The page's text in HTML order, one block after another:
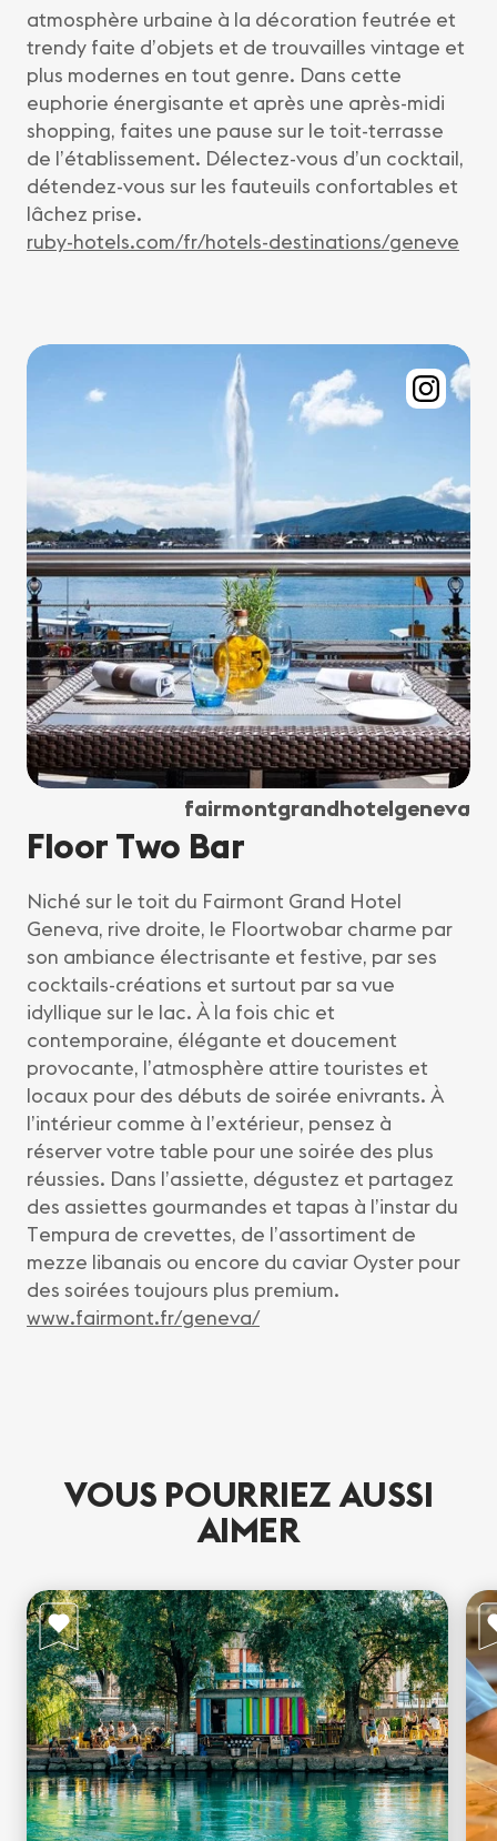
atmosphère urbaine à la décoration feutrée et
trendy faite d’objets et de trouvailles vintage et
plus modernes en tout genre. Dans cette
euphorie énergisante et après une après-midi
shopping, faites une pause sur le toit-terrasse
de l’établissement. Délectez-vous d’un cocktail,
détendez-vous sur les fauteuils confortables et
lâchez prise.
ruby-hotels.com/fr/hotels-destinations/geneve
fairmontgrandhotelgeneva
Floor Two Bar
Niché sur le toit du Fairmont Grand Hotel
Geneva, rive droite, le Floortwobar charme par
son ambiance électrisante et festive, par ses
cocktails-créations et surtout par sa vue
idyllique sur le lac. À la fois chic et
contemporaine, élégante et doucement
provocante, l’atmosphère attire touristes et
locaux pour des débuts de soirée enivrants. À
l’intérieur comme à l’extérieur, pensez à
réserver votre table pour une soirée des plus
réussies. Dans l’assiette, dégustez et partagez
des assiettes gourmandes et tapas à l’instar du
Tempura de crevettes, de l’assortiment de
mezze libanais ou encore du caviar Oyster pour
des soirées toujours plus premium.
www.fairmont.fr/geneva/
VOUS POURRIEZ AUSSI
AIMER